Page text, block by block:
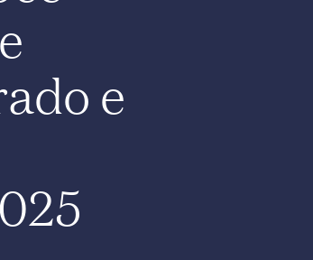
e